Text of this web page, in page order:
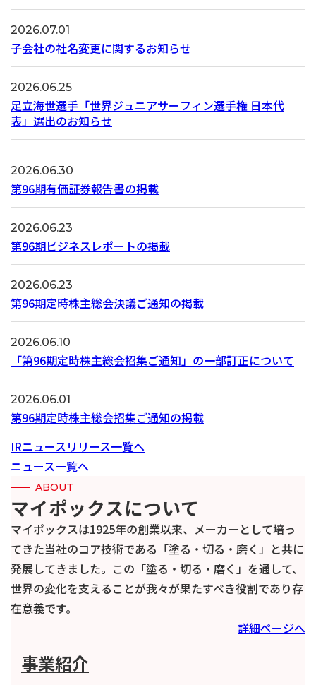
2026.07.01
子会社の社名変更に関するお知らせ
2026.06.25
足立海世選手「世界ジュニアサーフィン選手権 日本代
表」選出のお知らせ
2026.06.30
第96期有価証券報告書の掲載
2026.06.23
第96期ビジネスレポートの掲載
2026.06.23
第96期定時株主総会決議ご通知の掲載
2026.06.10
「第96期定時株主総会招集ご通知」の一部訂正について
2026.06.01
第96期定時株主総会招集ご通知の掲載
IRニュースリリース一覧へ
ニュース一覧へ
ABOUT
マイポックスについて
マイポックスは1925年の創業以来、メーカーとして培っ
てきた当社のコア技術である「塗る・切る・磨く」と共に
発展してきました。この「塗る・切る・磨く」を通して、
世界の変化を支えることが我々が果たすべき役割であり存
在意義です。
詳細ページへ
事業紹介